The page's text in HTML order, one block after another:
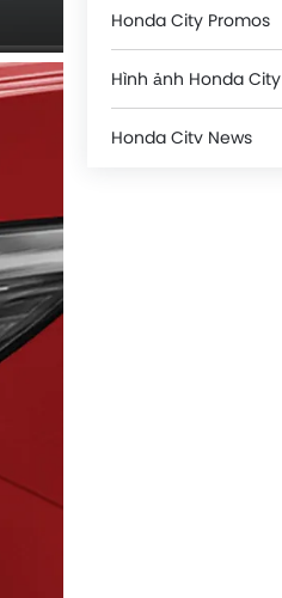
Honda City Promos
Hình ảnh Honda City
Honda City News